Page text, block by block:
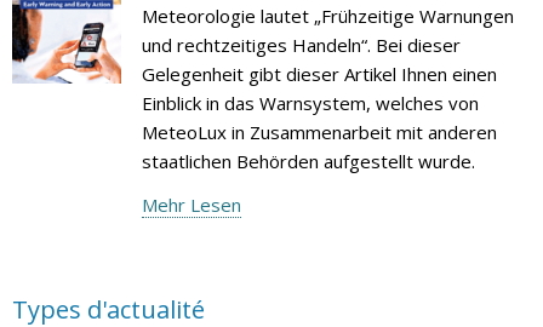
Meteorologie lautet „Frühzeitige Warnungen
und rechtzeitiges Handeln“. Bei dieser
Gelegenheit gibt dieser Artikel Ihnen einen
Einblick in das Warnsystem, welches von
MeteoLux in Zusammenarbeit mit anderen
staatlichen Behörden aufgestellt wurde.
Mehr Lesen
Types d'actualité